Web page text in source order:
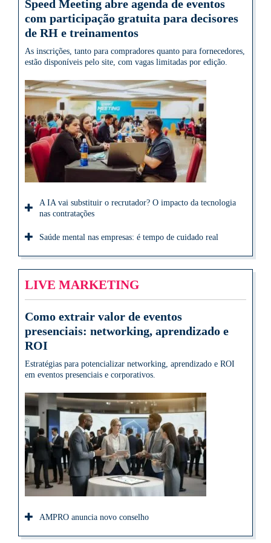
Speed Meeting abre agenda de eventos
com participação gratuita para decisores
de RH e treinamentos
As inscrições, tanto para compradores quanto para fornecedores,
estão disponíveis pelo site, com vagas limitadas por edição.
A IA vai substituir o recrutador? O impacto da tecnologia
nas contratações
Saúde mental nas empresas: é tempo de cuidado real
LIVE MARKETING
Como extrair valor de eventos
presenciais: networking, aprendizado e
ROI
Estratégias para potencializar networking, aprendizado e ROI
em eventos presenciais e corporativos.
AMPRO anuncia novo conselho